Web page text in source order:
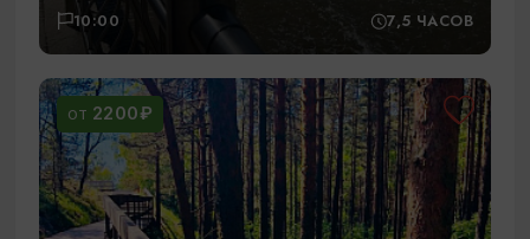
10:00 7,5 ЧАСОВ
ОТ 2200₽